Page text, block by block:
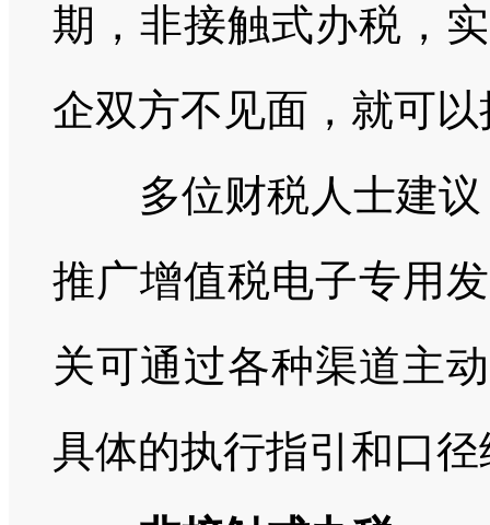
期，非接触式办税，
企双方不见面，就可
多位财税人士建
推广增值税电子专用
关可通过各种渠道主
具体的执行指引和口